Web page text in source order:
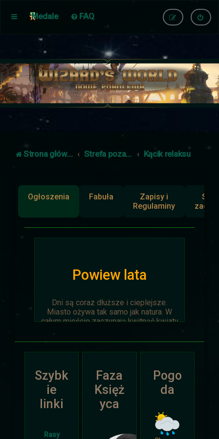
Medale FAQ
Strona główna Strefa poza fabułą Kącik relaksu
Ogłoszenia Fabuła
Zapisy i
Regulaminy
Powiew lata
Dni są coraz dłuższe i cieplejsze.
Miasto ożywa tak samo jak natura. W
całym mieście zaczynają kwitnąć kwiaty
niej udział niech napisze do
Dariusza.
Otrzyma mały upominek.
Atak Zimy i Święta
Szybk
ie
linki
Rasy
Faza
Księż
yca
Pogo
da